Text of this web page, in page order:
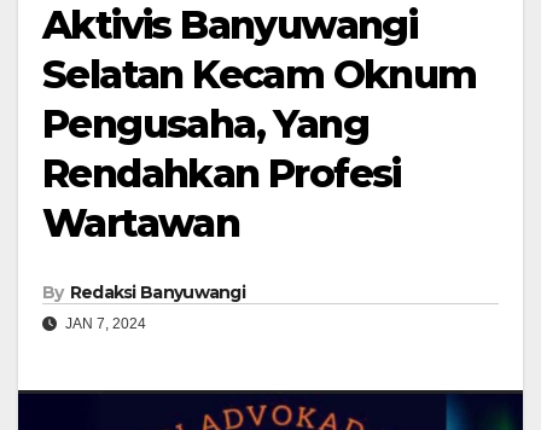
Aktivis Banyuwangi
Selatan Kecam Oknum
Pengusaha, Yang
Rendahkan Profesi
Wartawan
By Redaksi Banyuwangi
JAN 7, 2024